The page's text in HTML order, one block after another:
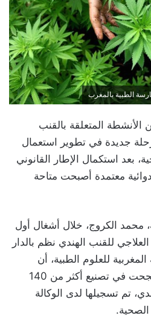
الطبية بالمغرب
الأنشطة المتعلقة بالقنب
جديدة في تطوير استعمال
بعد استكمال الإطار القانوني
معتمدة أصبحت متاحة
محمد الكروج، خلال أشغال أول
للقنب الهندي نظم بالدار
للعلوم الطبية، أن
الصناعة الدوائية المغربية نجحت في تصنيع أكثر من 140
تم تسجيلها لدى الوكالة
الصحية.